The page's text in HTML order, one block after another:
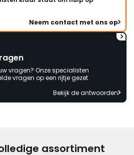
Neem contact met ons op
vragen? Onze specialisten
vragen op een rijtje gezet
Bekijk de antwoorden
assortiment